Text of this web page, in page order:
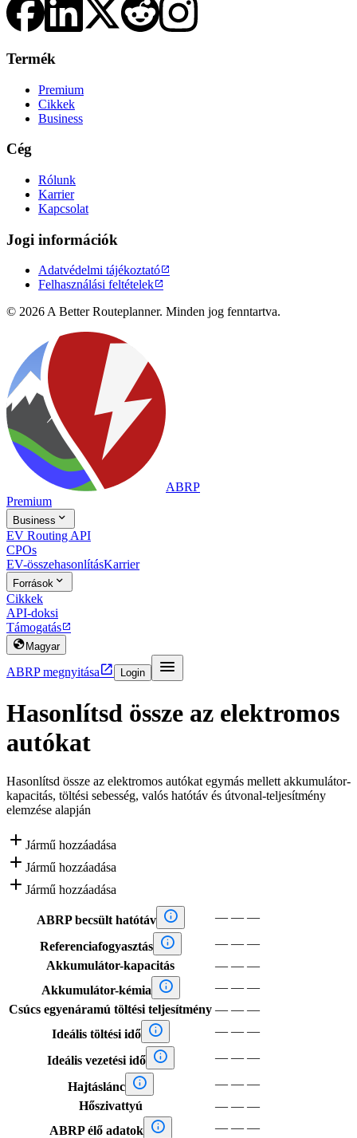
Termék
Premium
Cikkek
Business
Cég
Rólunk
Karrier
Kapcsolat
Jogi információk
Adatvédelmi tájékoztató
Felhasználási feltételek
© 2026 A Better Routeplanner. Minden jog fenntartva.
ABRP
Premium
Business 
EV Routing API
CPOs
EV-összehasonlításKarrier
Források 
Cikkek
API-doksi
Támogatás
 Magyar
ABRP megnyitása Login 
Hasonlítsd össze az elektromos
autókat
Hasonlítsd össze az elektromos autókat egymás mellett akkumulátor-
kapacitás, töltési sebesség, valós hatótáv és útvonal-teljesítmény
elemzése alapján
 Jármű hozzáadása
 Jármű hozzáadása
 Jármű hozzáadása
ABRP becsült hatótáv  — — —
Referenciafogyasztás  — — —
Akkumulátor-kapacitás
— — —
Akkumulátor-kémia
 — — —
Csúcs egyenáramú töltési teljesítmény — — —
Ideális töltési idő
 — — —
Ideális vezetési idő  — — —
Hajtáslánc  — — —
Hőszivattyú
— — —
ABRP élő adatok
 — — —